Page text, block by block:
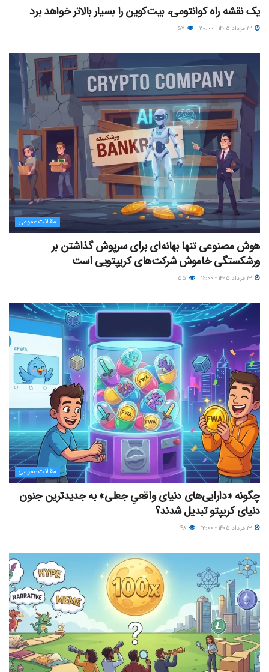
یک نقشه راه کوانتومی، بیت‌کوین را بسیار بالاتر خواهد برد
مقالات عمومی
هوش مصنوعی تنها بهانه‌ای برای سرپوش گذاشتن بر
ورشکستگی خاموش شرکت‌های کریپتویی است
مقالات عمومی
چگونه «دارایی‌های دنیای واقعیِ جعلی» به جدیدترین جنون
دنیای کریپتو تبدیل شدند؟